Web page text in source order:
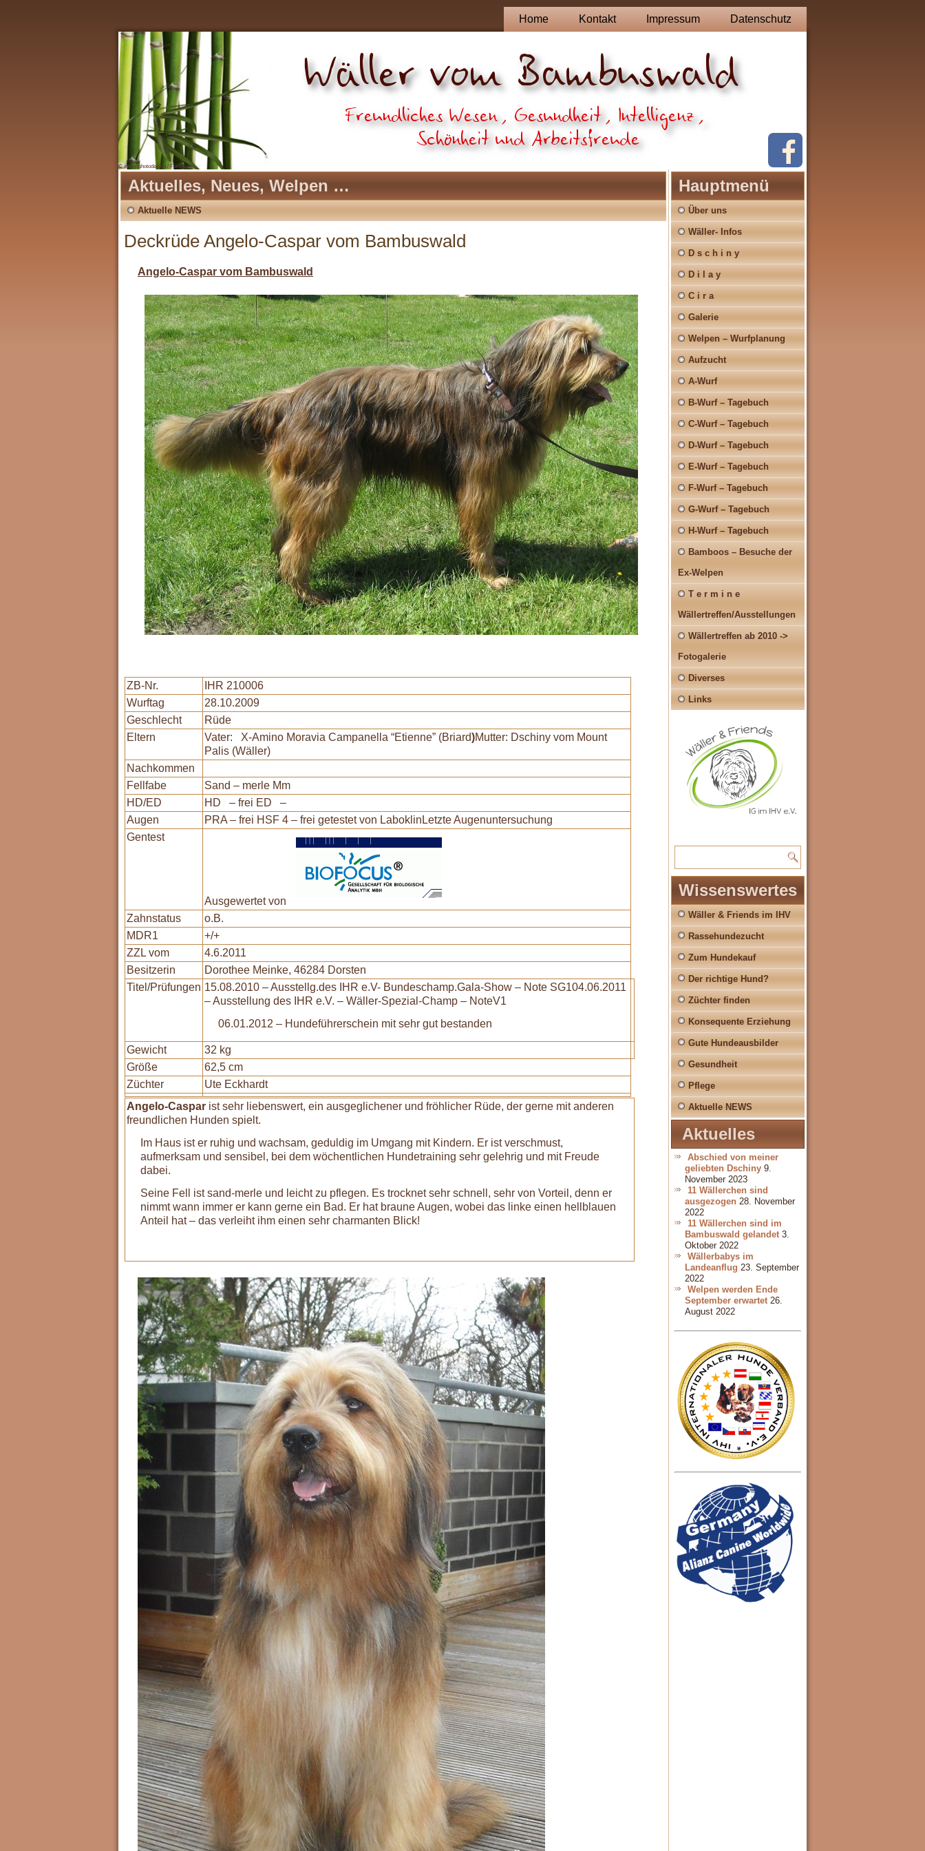
Home Kontakt Impressum Datenschutz
© imagophotodesign / Fotolia
Aktuelles, Neues, Welpen …
Aktuelle NEWS
Deckrüde Angelo-Caspar vom Bambuswald
Angelo-Caspar vom Bambuswald
ZB-Nr.
IHR 210006
Wurftag
28.10.2009
Geschlecht
Rüde
Eltern
Vater: X-Amino Moravia Campanella “Etienne” (Briard)Mutter: Dschiny vom Mount
Palis (Wäller)
Nachkommen
Fellfabe
Sand – merle Mm
HD/ED
HD – frei ED –
Augen
PRA – frei HSF 4 – frei getestet von LaboklinLetzte Augenuntersuchung
Gentest
Ausgewertet von
Zahnstatus
o.B.
MDR1
+/+
ZZL vom
4.6.2011
Besitzerin
Dorothee Meinke, 46284 Dorsten
Titel/Prüfungen 15.08.2010 – Ausstellg.des IHR e.V- Bundeschamp.Gala-Show – Note SG104.06.2011
– Ausstellung des IHR e.V. – Wäller-Spezial-Champ – NoteV1
06.01.2012 – Hundeführerschein mit sehr gut bestanden
Gewicht
32 kg
Größe
62,5 cm
Züchter
Ute Eckhardt
Angelo-Caspar ist sehr liebenswert, ein ausgeglichener und fröhlicher Rüde, der gerne mit anderen
freundlichen Hunden spielt.
Im Haus ist er ruhig und wachsam, geduldig im Umgang mit Kindern. Er ist verschmust,
aufmerksam und sensibel, bei dem wöchentlichen Hundetraining sehr gelehrig und mit Freude
dabei.
Seine Fell ist sand-merle und leicht zu pflegen. Es trocknet sehr schnell, sehr von Vorteil, denn er
nimmt wann immer er kann gerne ein Bad. Er hat braune Augen, wobei das linke einen hellblauen
Anteil hat – das verleiht ihm einen sehr charmanten Blick!
Hauptmenü
Über uns
Wäller- Infos
D s c h i n y
D i l a y
C i r a
Galerie
Welpen – Wurfplanung
Aufzucht
A-Wurf
B-Wurf – Tagebuch
C-Wurf – Tagebuch
D-Wurf – Tagebuch
E-Wurf – Tagebuch
F-Wurf – Tagebuch
G-Wurf – Tagebuch
H-Wurf – Tagebuch
Bamboos – Besuche der
Ex-Welpen
T e r m i n e
Wällertreffen/Ausstellungen
Wällertreffen ab 2010 ->
Fotogalerie
Diverses
Links
Wissenswertes
Wäller & Friends im IHV
Rassehundezucht
Zum Hundekauf
Der richtige Hund?
Züchter finden
Konsequente Erziehung
Gute Hundeausbilder
Gesundheit
Pflege
Aktuelle NEWS
Aktuelles
Abschied von meiner
geliebten Dschiny 9.
November 2023
11 Wällerchen sind
ausgezogen 28. November
2022
11 Wällerchen sind im
Bambuswald gelandet 3.
Oktober 2022
Wällerbabys im
Landeanflug 23. September
2022
Welpen werden Ende
September erwartet 26.
August 2022